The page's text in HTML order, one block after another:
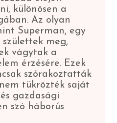
különösen a
Az olyan
Superman, egy
meg,
vágytak a
érzésére. Ezek
szórakoztatták
tükrözték saját
gazdasági
szó háborús